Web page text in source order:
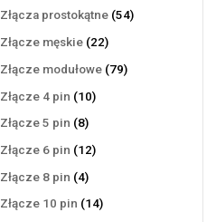
produktów
Złącza prostokątne 5454
Złącze męskie 2222
produkty
Złącze modułowe 7979
Złącze 4 pin 1010
Złącze 5 pin 88
produktów
Złącze 6 pin 1212
Złącze 8 pin 44
produkty
Złącze 10 pin 1414